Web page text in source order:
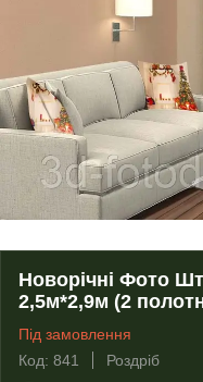
Новорічні Фото
2,5м*2,9м (2
Під замовлення
Код: 841
Роздріб